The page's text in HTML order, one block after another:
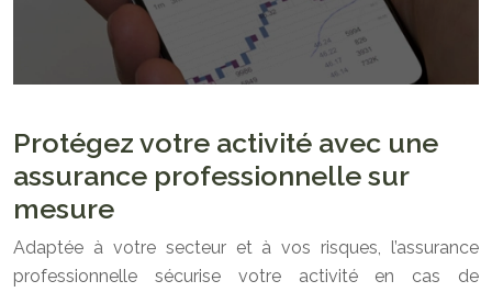
Protégez votre activité avec une
assurance professionnelle sur
mesure
Adaptée à votre secteur et à vos risques, l’assurance
professionnelle sécurise votre activité en cas de